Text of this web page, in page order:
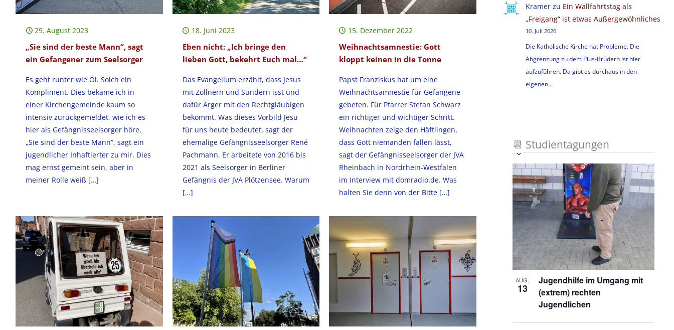
29. August 2023
„Sie sind der beste Mann“, sagt
ein Gefangener zum Seelsorger
Es geht runter wie Öl. Solch ein
Kompliment. Dies bekäme ich in
einer Kirchengemeinde kaum so
intensiv zurückgemeldet, wie ich es
hier als Gefängnisseelsorger höre.
„Sie sind der beste Mann“, sagt ein
jugendlicher Inhaftierter zu mir. Dies
mag ernst gemeint sein, aber in
meiner Rolle weiß […]
18. Juni 2023
Eben nicht: „Ich bringe den
lieben Gott, bekehrt Euch mal…“
Das Evangelium erzählt, dass Jesus
mit Zöllnern und Sündern isst und
dafür Ärger mit den Rechtgläubigen
bekommt. Was dieses Vorbild Jesu
für uns heute bedeutet, sagt der
ehemalige Gefängnisseelsorger René
Pachmann. Er arbeitete von 2016 bis
2021 als Seelsorger in Berliner
Gefängnis der JVA Plötzensee. Warum
[…]
15. Dezember 2022
Weihnachtsamnestie: Gott
kloppt keinen in die Tonne
Papst Franziskus hat um eine
Weihnachtsamnestie für Gefangene
gebeten. Für Pfarrer Stefan Schwarz
ein richtiger und wichtiger Schritt.
Weihnachten zeige den Häftlingen,
dass Gott niemanden fallen lässt,
sagt der Gefängnisseelsorger der JVA
Rheinbach in Nordrhein-Westfalen
im Interview mit domradio.de. Was
halten Sie denn von der Bitte[…]
Kramerzu Ein Wallfahrtstag als
„Freigang“ ist etwas Außergewöhnliches
10. Juli 2026
Die Katholische Kirche hat Probleme. Die
Abgrenzung zu dem Pius-Brüdern ist hier
aufzuführen. Da gibt es durchaus in den
eigenen…
📆 Studientagungen
Ansichten-
Navigation
Veranstaltung
Ansichten-
Navigation
auswählen.
List
of
Veranstaltungen
in
Photo
View
AUG.
13
Jugendhilfe im Umgang mit
(extrem) rechten
Jugendlichen